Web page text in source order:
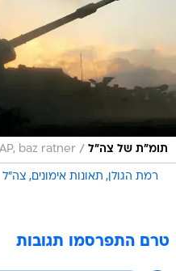
תומ"ת של צה"ל /
AP, baz ratner
רמת הגולן תאונות אימונים צה"ל
טרם התפרסמו תגובות